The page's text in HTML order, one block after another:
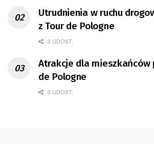
Utrudnienia w ruchu
z Tour de Pologne
0 UDOST.
Atrakcje dla mieszkańców
de Pologne
0 UDOST.